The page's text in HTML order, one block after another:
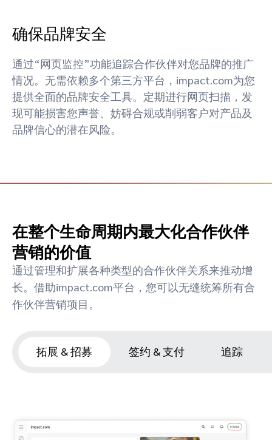
确保品牌安全
通过“网页监控”功能追踪合作伙伴对您品牌的推广
情况。无需依赖多个第三方平台，impact.com为您
提供全面的品牌安全工具。定期进行网页扫描，发
现可能损害您声誉、妨碍合规或削弱客户对产品及
品牌信心的潜在风险。
在整个生命周期内最大化合作伙伴
营销的价值
通过管理和扩展各种类型的合作伙伴关系来推动增
长。借助impact.com平台，您可以无缝统筹所有合
作伙伴营销项目。
拓展 & 招募 签约 & 支付 追踪